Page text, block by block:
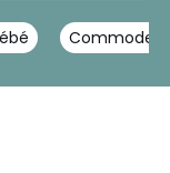
Commode